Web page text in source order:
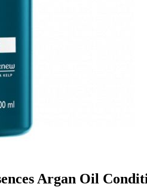
Argan Oil